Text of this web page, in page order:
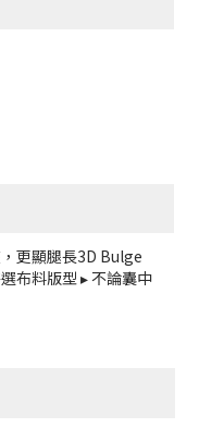
更顯腿長3D Bulge
布料版型 ▸ 不論囊中